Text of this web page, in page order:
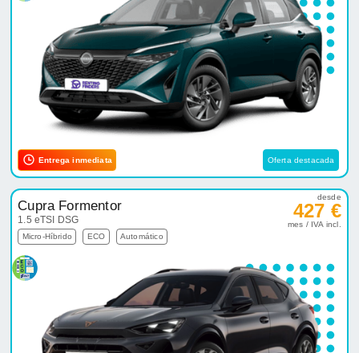
Entrega inmediata Oferta destacada
Cupra Formentor
1.5 eTSI DSG
Micro-Híbrido ECO Automático
desde
427 €
mes / IVA incl.